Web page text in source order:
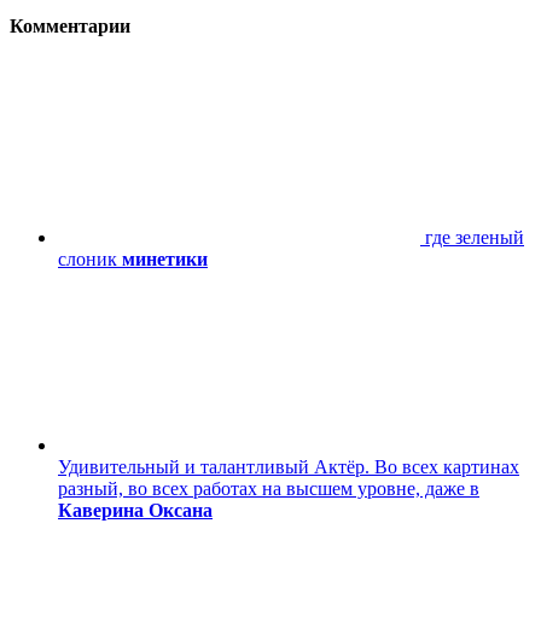
Комментарии
где зеленый
слоник минетики
Удивительный и талантливый Актёр. Во всех картинах
разный, во всех работах на высшем уровне, даже в
Каверина Оксана